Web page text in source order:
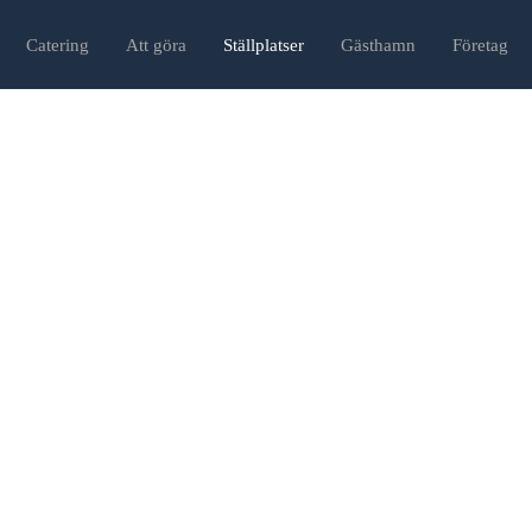
Catering Att göra Ställplatser Gästhamn Företag